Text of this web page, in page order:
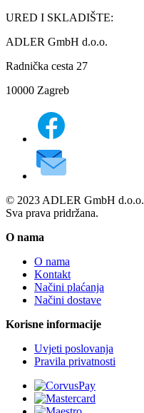
URED I SKLADIŠTE:
ADLER GmbH d.o.o.
Radnička cesta 27
10000 Zagreb
© 2023 ADLER GmbH d.o.o.
Sva prava pridržana.
O nama
O nama
Kontakt
Načini plaćanja
Načini dostave
Korisne informacije
Uvjeti poslovanja
Pravila privatnosti